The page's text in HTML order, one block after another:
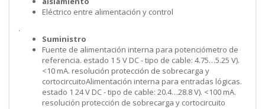
Eléctrico entre alimentación y control
.
Suministro
Fuente de alimentación interna para potenciómetro de
referencia. estado 1 5 V DC - tipo de cable: 4.75…5.25 V).
<10 mA. resolución protección de sobrecarga y
cortocircuitoAlimentación interna para entradas lógicas.
estado 1 24 V DC - tipo de cable: 20.4…28.8 V). <100 mA.
resolución protección de sobrecarga y cortocircuito